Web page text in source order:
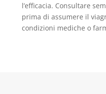
l’efficacia. Consultare
prima di assumere il
condizioni mediche o